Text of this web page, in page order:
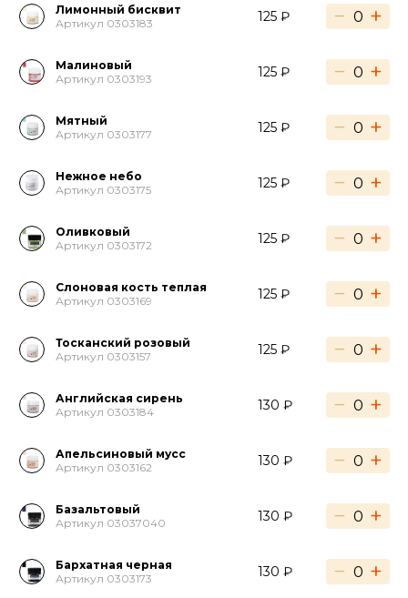
Лимонный бисквит
Артикул 0303183
125 ₽ − +
Малиновый
Артикул 0303193
125 ₽ − +
Мятный
Артикул 0303177
125 ₽ − +
Нежное небо
Артикул 0303175
125 ₽ − +
Оливковый
Артикул 0303172
125 ₽ − +
Слоновая кость теплая
Артикул 0303169
125 ₽ − +
Тосканский розовый
Артикул 0303157
125 ₽ − +
Английская сирень
Артикул 0303184
130 ₽ − +
Апельсиновый мусс
Артикул 0303162
130 ₽ − +
Базальтовый
Артикул 03037040
130 ₽ − +
Бархатная черная
Артикул 0303173
130 ₽ − +